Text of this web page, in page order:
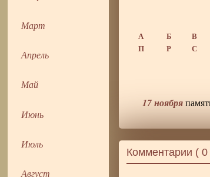
Март
Апрель
Май
Июнь
Июль
Август
А Б В
П
Р С
17 ноября
Комментарии (0